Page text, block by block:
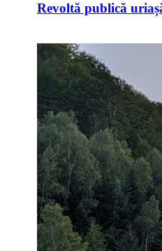
Revoltă publică